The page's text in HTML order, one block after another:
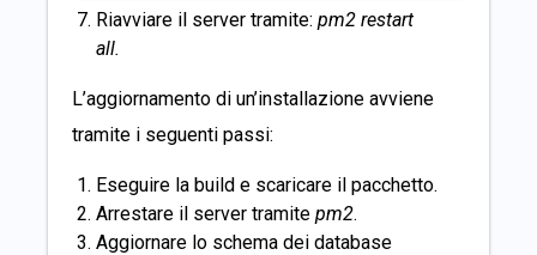
Riavviare il server tramite: pm2 restart
all.
L’aggiornamento di un’installazione avviene
tramite i seguenti passi:
Eseguire la build e scaricare il pacchetto.
Arrestare il server tramite pm2.
Aggiornare lo schema dei database